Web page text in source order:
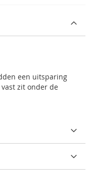
een uitsparing
zit onder de